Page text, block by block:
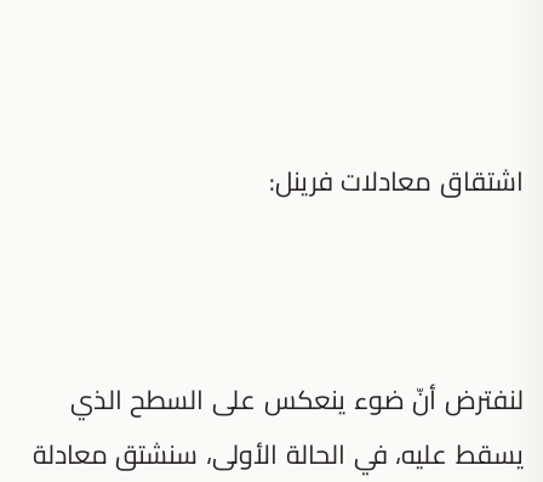
اشتقاق معادلات فرينل:
لنفترض أنّ ضوء ينعكس على السطح الذي
يسقط عليه، في الحالة الأولى، سنشتق معادلة